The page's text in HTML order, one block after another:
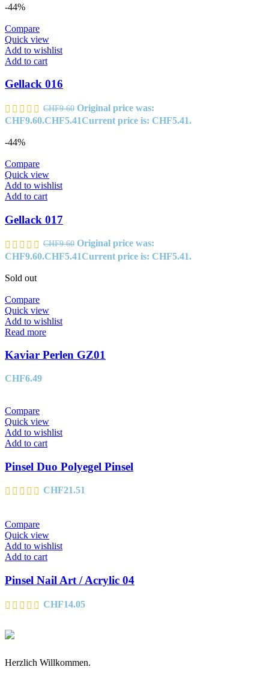
-44%
Compare
Quick view
Add to wishlist
Add to cart
Gellack 016
CHF9.60 Original price was:
CHF9.60.CHF5.41Current price is: CHF5.41.
-44%
Compare
Quick view
Add to wishlist
Add to cart
Gellack 017
CHF9.60 Original price was:
CHF9.60.CHF5.41Current price is: CHF5.41.
Sold out
Compare
Quick view
Add to wishlist
Read more
Kaviar Perlen GZ01
CHF6.49
Compare
Quick view
Add to wishlist
Add to cart
Pinsel Duo Polyegel Pinsel
CHF21.51
Compare
Quick view
Add to wishlist
Add to cart
Pinsel Nail Art / Acrylic 04
CHF14.05
Herzlich Willkommen.